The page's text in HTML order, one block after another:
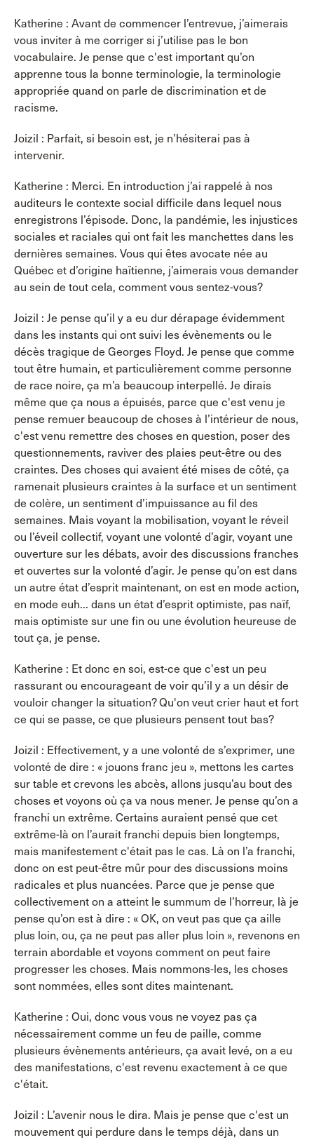
Katherine : Avant de commencer l’entrevue, j’aimerais
vous inviter à me corriger si j’utilise pas le bon
vocabulaire. Je pense que c'est important qu’on
apprenne tous la bonne terminologie, la terminologie
appropriée quand on parle de discrimination et de
racisme.
Joizil : Parfait, si besoin est, je n’hésiterai pas à
intervenir.
Katherine : Merci. En introduction j’ai rappelé à nos
auditeurs le contexte social difficile dans lequel nous
enregistrons l’épisode. Donc, la pandémie, les injustices
sociales et raciales qui ont fait les manchettes dans les
dernières semaines. Vous qui êtes avocate née au
Québec et d’origine haïtienne, j’aimerais vous demander
au sein de tout cela, comment vous sentez-vous?
Joizil : Je pense qu’il y a eu dur dérapage évidemment
dans les instants qui ont suivi les évènements ou le
décès tragique de Georges Floyd. Je pense que comme
tout être humain, et particulièrement comme personne
de race noire, ça m’a beaucoup interpellé. Je dirais
même que ça nous a épuisés, parce que c'est venu je
pense remuer beaucoup de choses à l’intérieur de nous,
c'est venu remettre des choses en question, poser des
questionnements, raviver des plaies peut-être ou des
craintes. Des choses qui avaient été mises de côté, ça
ramenait plusieurs craintes à la surface et un sentiment
de colère, un sentiment d’impuissance au fil des
semaines. Mais voyant la mobilisation, voyant le réveil
ou l’éveil collectif, voyant une volonté d’agir, voyant une
ouverture sur les débats, avoir des discussions franches
et ouvertes sur la volonté d’agir. Je pense qu’on est dans
un autre état d’esprit maintenant, on est en mode action,
en mode euh... dans un état d’esprit optimiste, pas naïf,
mais optimiste sur une fin ou une évolution heureuse de
tout ça, je pense.
Katherine : Et donc en soi, est-ce que c'est un peu
rassurant ou encourageant de voir qu’il y a un désir de
vouloir changer la situation? Qu'on veut crier haut et fort
ce qui se passe, ce que plusieurs pensent tout bas?
Joizil : Effectivement, y a une volonté de s’exprimer, une
volonté de dire : « jouons franc jeu », mettons les cartes
sur table et crevons les abcès, allons jusqu’au bout des
choses et voyons où ça va nous mener. Je pense qu’on a
franchi un extrême. Certains auraient pensé que cet
extrême-là on l’aurait franchi depuis bien longtemps,
mais manifestement c'était pas le cas. Là on l’a franchi,
donc on est peut-être mûr pour des discussions moins
radicales et plus nuancées. Parce que je pense que
collectivement on a atteint le summum de l’horreur, là je
pense qu’on est à dire : « OK, on veut pas que ça aille
plus loin, ou, ça ne peut pas aller plus loin », revenons en
terrain abordable et voyons comment on peut faire
progresser les choses. Mais nommons-les, les choses
sont nommées, elles sont dites maintenant.
Katherine : Oui, donc vous vous ne voyez pas ça
nécessairement comme un feu de paille, comme
plusieurs évènements antérieurs, ça avait levé, on a eu
des manifestations, c'est revenu exactement à ce que
c'était.
Joizil : L’avenir nous le dira. Mais je pense que c'est un
mouvement qui perdure dans le temps déjà, dans un